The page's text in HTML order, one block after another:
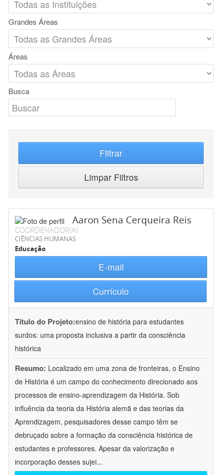
Grandes Áreas
Áreas
Busca
Filtrar
Limpar Filtros
Aaron Sena Cerqueira Reis
COORDENADOR(A)
CIÊNCIAS HUMANAS
Educação
E-mail
Currículo
Título do Projeto:ensino de história para estudantes
surdos: uma proposta inclusiva a partir da consciência
histórica
Resumo: Localizado em uma zona de fronteiras, o Ensino
de História é um campo do conhecimento direcionado aos
processos de ensino-aprendizagem da História. Sob
influência da teoria da História alemã e das teorias da
Aprendizagem, pesquisadores desse campo têm se
debruçado sobre a formação da consciência histórica de
estudantes e professores. Apesar da valorização e
incorporação desses sujei...